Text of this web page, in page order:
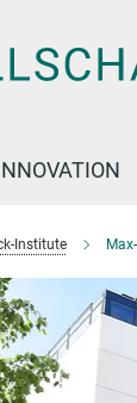
Institute